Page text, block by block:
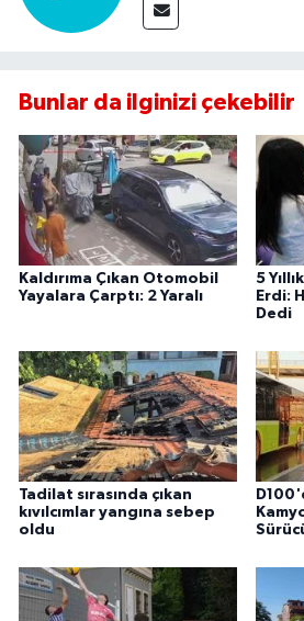
Bunlar da ilginizi çekebilir
Kaldırıma Çıkan Otomobil
Yayalara Çarptı: 2 Yaralı
5
Erdi:
Dedi
Tadilat sırasında çıkan
kıvılcımlar yangına sebep
oldu